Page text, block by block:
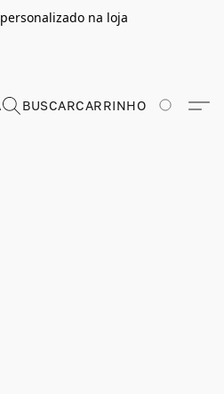
na loja
BUSCARCARRINHO